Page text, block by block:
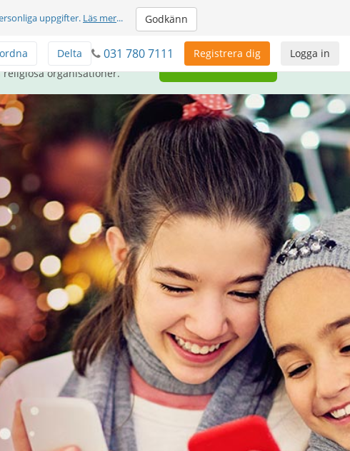
uppgifter. Läs mer... Godkänn
Logga in
Registrera dig
031 780 7111
Delta
tillhandahålla GRATIS
organisationer.
Ge tillbaka